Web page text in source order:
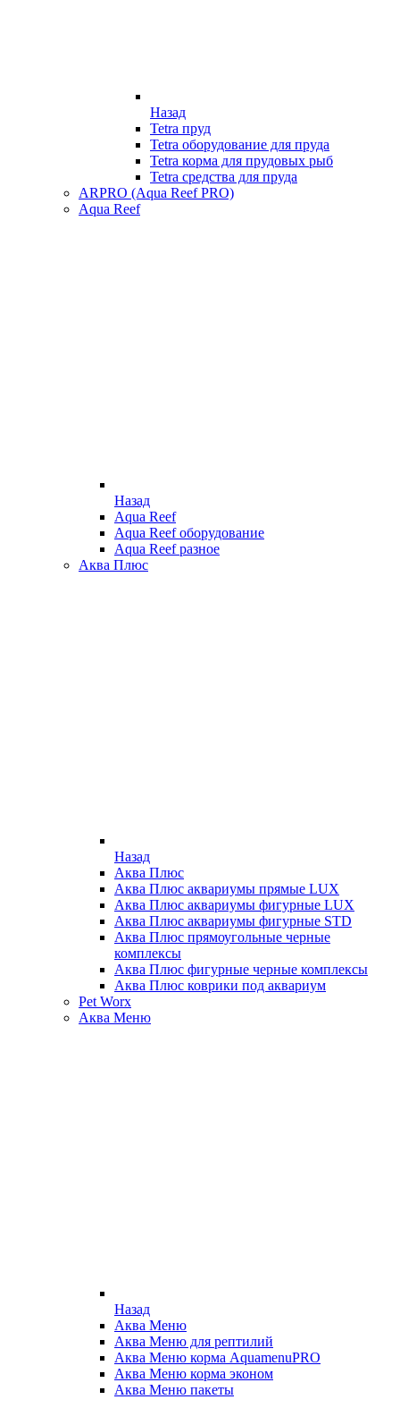
Назад
Tetra пруд
Tetra оборудование для пруда
Tetra корма для прудовых рыб
Tetra средства для пруда
ARPRO (Aqua Reef PRO)
Aqua Reef
Назад
Aqua Reef
Aqua Reef оборудование
Aqua Reef разное
Аква Плюс
Назад
Аква Плюс
Аква Плюс аквариумы прямые LUX
Аква Плюс аквариумы фигурные LUX
Аква Плюс аквариумы фигурные STD
Аква Плюс прямоугольные черные
комплексы
Аква Плюс фигурные черные комплексы
Аква Плюс коврики под аквариум
Pet Worx
Аква Меню
Назад
Аква Меню
Аква Меню для рептилий
Аква Меню корма AquamenuPRO
Аква Меню корма эконом
Аква Меню пакеты